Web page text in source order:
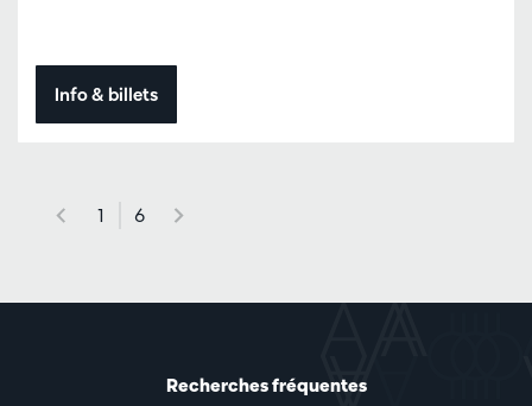
Info & billets
1 6
Recherches fréquentes